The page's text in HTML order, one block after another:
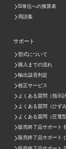
SI単位への換算表
用語集
サポート
型式について
購入までの流れ
輸出該否判定
校正サービス
よくある質問（指示計
よくある質問（ひず
よくある質問（圧電
販売終了品サポート
販売終了品サポート